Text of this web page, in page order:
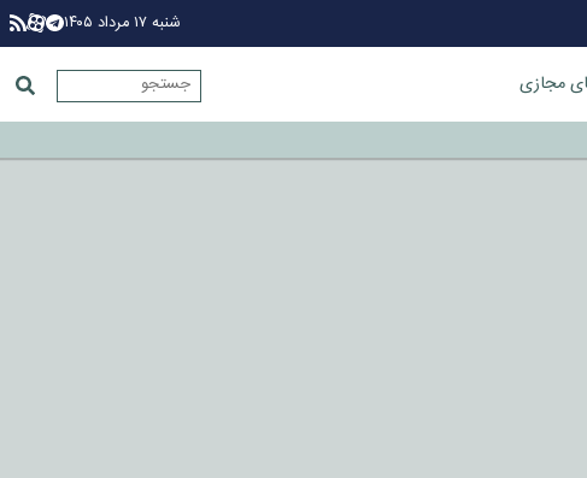
شنبه ۱۷ مرداد ۱۴۰۵
مجازی